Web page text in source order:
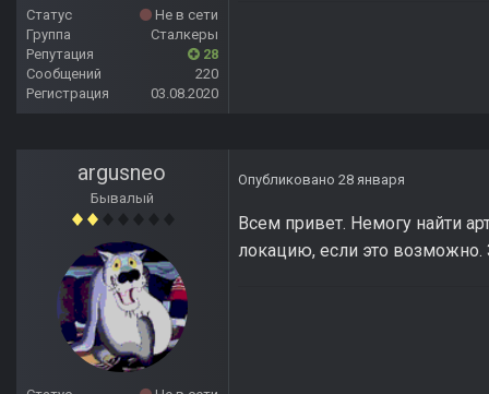
Статус
Не в сети
Группа
Сталкеры
Репутация
28
Сообщений
220
Регистрация
03.08.2020
argusneo
Бывалый
Опубликовано 28 января
Всем привет. Немогу найти
локацию, если это возможно.